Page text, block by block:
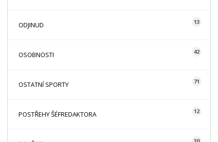
ODJINUD 13
OSOBNOSTI 42
OSTATNÍ SPORTY 71
POSTŘEHY ŠÉFREDAKTORA 12